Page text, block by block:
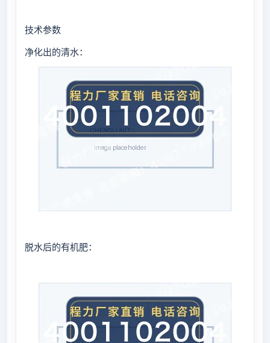
技术参数
净化出的清水：
脱水后的有机肥：